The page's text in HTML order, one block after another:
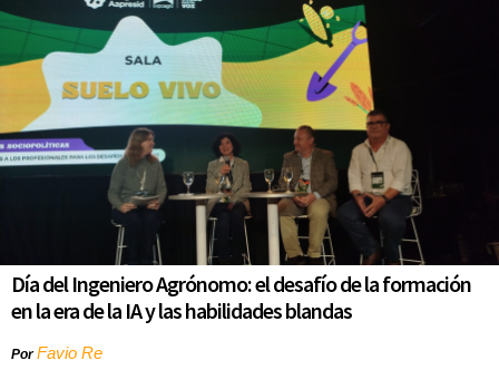
Día del Ingeniero Agrónomo: el desafío de la formación
en la era de la IA y las habilidades blandas
PorFavio Re